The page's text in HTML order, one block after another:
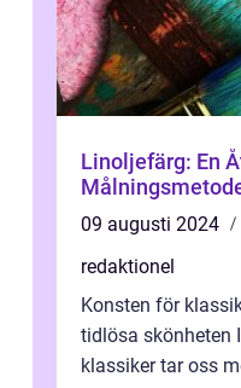
Linoljefärg: En
09 augusti 2024
redaktionel
Konsten för
tidlösa skönheten
klassiker tar oss